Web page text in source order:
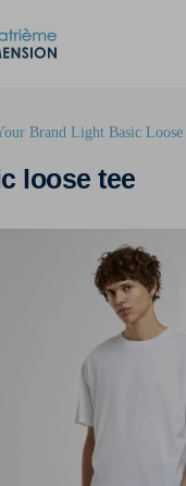
loose tee
Brand Light Basic Loose